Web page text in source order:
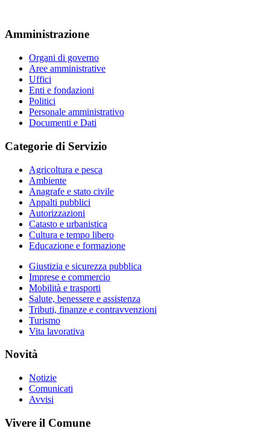
Amministrazione
Organi di governo
Aree amministrative
Uffici
Enti e fondazioni
Politici
Personale amministrativo
Documenti e Dati
Categorie di Servizio
Agricoltura e pesca
Ambiente
Anagrafe e stato civile
Appalti pubblici
Autorizzazioni
Catasto e urbanistica
Cultura e tempo libero
Educazione e formazione
Giustizia e sicurezza pubblica
Imprese e commercio
Mobilità e trasporti
Salute, benessere e assistenza
Tributi, finanze e contravvenzioni
Turismo
Vita lavorativa
Novità
Notizie
Comunicati
Avvisi
Vivere il Comune